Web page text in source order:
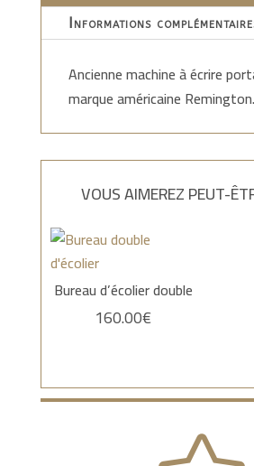
Informations
Ancienne machine à écrire
marque américaine Remington.
VOUS AIMEREZ PEUT-
Bureau d’écolier double
160.00€